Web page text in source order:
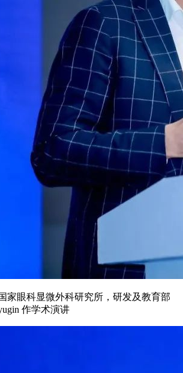
家眼科显微外科研究所，研发及教育部
作学术演讲